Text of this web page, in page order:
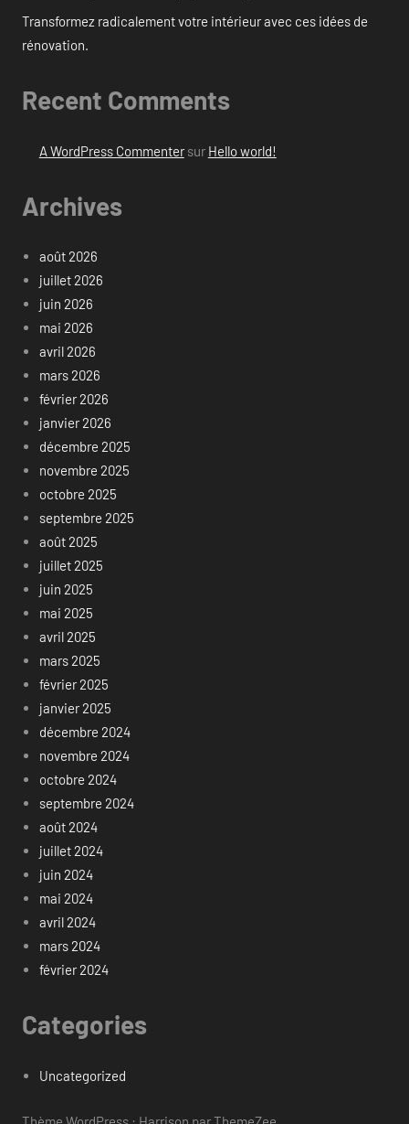
Transformez radicalement votre intérieur avec ces idées de
rénovation.
Recent Comments
A WordPress Commentersur Hello world!
Archives
août 2026
juillet 2026
juin 2026
mai 2026
avril 2026
mars 2026
février 2026
janvier 2026
décembre 2025
novembre 2025
octobre 2025
septembre 2025
août 2025
juillet 2025
juin 2025
mai 2025
avril 2025
mars 2025
février 2025
janvier 2025
décembre 2024
novembre 2024
octobre 2024
septembre 2024
août 2024
juillet 2024
juin 2024
mai 2024
avril 2024
mars 2024
février 2024
Categories
Uncategorized